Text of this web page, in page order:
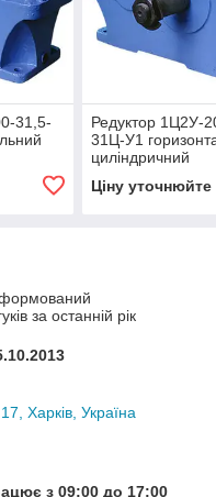
31,5-
Редуктор 1Ц2У-
31Ц-У1
циліндричний
Ціну уточнюйте
за останній рік
Харків, Україна
з 09:00 до 17:00